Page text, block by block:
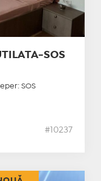
SOS
SOS
#10237